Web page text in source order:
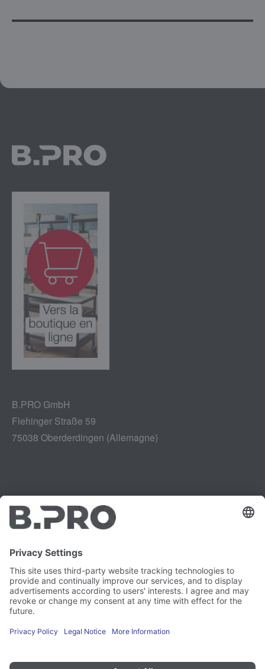
B.PRO GmbH
Flehinger Straße 59
75038 Oberderdingen (Allemagne)
Mentions légales
Politique de confidentialité
Mentions légales
Rapport de vulnérabilité
Carrière
Presse
Newsletter
Préférences en matière de